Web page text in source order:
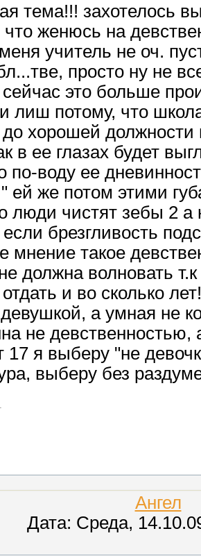
тема!!! захотелось
что женюсь на
учитель не оч.
просто ну не
это больше
лиш потому, что
до хорошей
в ее глазах будет
по-воду ее
же потом этими
люди чистят зебы 2
брезгливость
такое
должна волновать
и во сколько
а умная не
не
17 я выберу "не
выберу без
Ангел
Дата: Среда,